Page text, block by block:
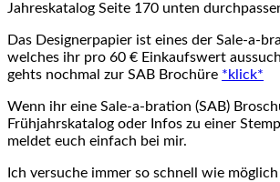
Jahreskatalog Seite 170 unten
Das Designerpapier ist eines der Sale-a-
welches ihr pro 60 € Einkaufswert
gehts nochmal zur SAB Brochüre *klick*
Wenn ihr eine Sale-a-bration (SAB)
Frühjahrskatalog oder Infos zu einer
meldet euch einfach bei mir.
Ich versuche immer so schnell wie